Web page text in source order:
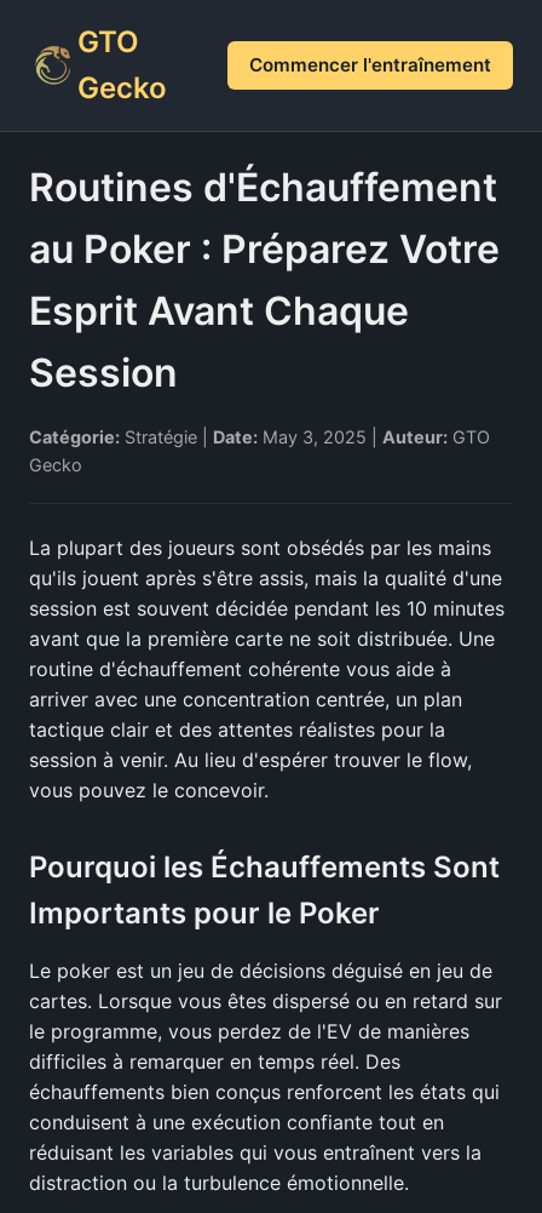
GTO
Gecko
Commencer l'entraînement
Routines d'Échauffement
au Poker : Préparez Votre
Esprit Avant Chaque
Session
Catégorie: Stratégie | Date: May 3, 2025 | Auteur: GTO
Gecko
La plupart des joueurs sont obsédés par les mains
qu'ils jouent après s'être assis, mais la qualité d'une
session est souvent décidée pendant les 10 minutes
avant que la première carte ne soit distribuée. Une
routine d'échauffement cohérente vous aide à
arriver avec une concentration centrée, un plan
tactique clair et des attentes réalistes pour la
session à venir. Au lieu d'espérer trouver le flow,
vous pouvez le concevoir.
Pourquoi les Échauffements Sont
Importants pour le Poker
Le poker est un jeu de décisions déguisé en jeu de
cartes. Lorsque vous êtes dispersé ou en retard sur
le programme, vous perdez de l'EV de manières
difficiles à remarquer en temps réel. Des
échauffements bien conçus renforcent les états qui
conduisent à une exécution confiante tout en
réduisant les variables qui vous entraînent vers la
distraction ou la turbulence émotionnelle.